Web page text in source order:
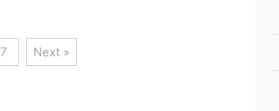
7 Next »